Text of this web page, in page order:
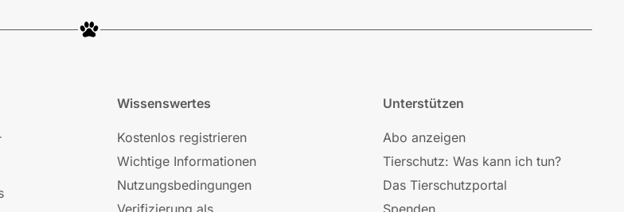
Wissenswertes
Kostenlos registrieren
Wichtige Informationen
Nutzungsbedingungen
Verifizierung als
Unterstützen
Abo anzeigen
Tierschutz: Was kann ich tun?
Das Tierschutzportal
Spenden